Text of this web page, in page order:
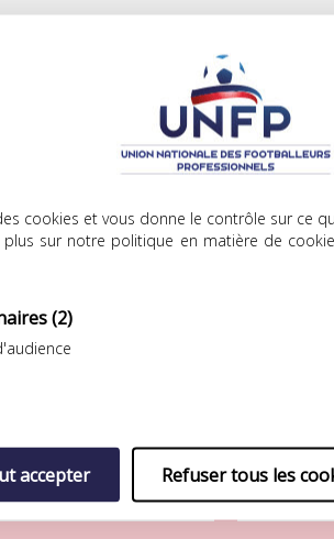
cookies et vous donne le contrôle sur ce
plus sur notre politique en matière de
(2)
accepter Refuser tous les
Club
match de
pour…
04.08.2026
Après
sein…